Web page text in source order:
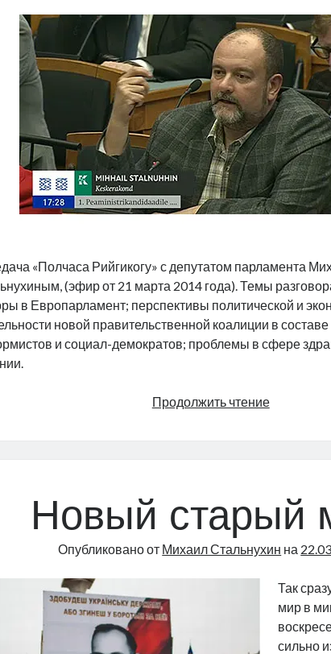
—
то
это
уже
состав
«Полчаса Рийгикогу» с депутатом парламента
(эфир от 21 марта 2014 года). Темы
в Европарламент; перспективы политической и
новой правительственной коалиции в
и социал-демократов; проблемы в сфере
Продолжить чтениеПолчаса
Новый старый
Опубликовано от Михаил Стальнухин на
Так
мир в
сильно